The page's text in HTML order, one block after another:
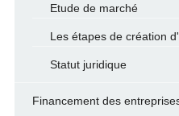
Etude de marché
Les étapes de création
Statut juridique
Financement des